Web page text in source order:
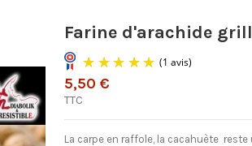
Farine d'arachide
5,50 €
TTC
La carpe en raffole, la cacahuète